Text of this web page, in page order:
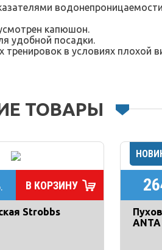
капюшон.
удобной посадки.
тренировок в условиях
ТОВАРЫ
В КОРЗИНУ
Strobbs
ANTA